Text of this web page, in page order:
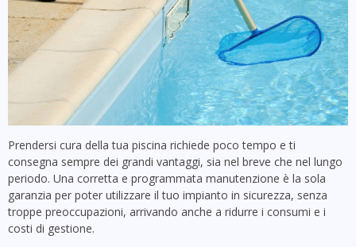
Prendersi cura della tua piscina richiede poco tempo e ti
consegna sempre dei grandi vantaggi, sia nel breve che nel lungo
periodo. Una corretta e programmata manutenzione è la sola
garanzia per poter utilizzare il tuo impianto in sicurezza, senza
troppe preoccupazioni, arrivando anche a ridurre i consumi e i
costi di gestione.